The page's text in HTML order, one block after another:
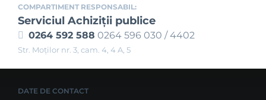
COMPARTIMENT RESPONSABIL:
Serviciul Achiziţii publice
0264 592 588 0264 596 030 / 4402
Str. Moţilor nr. 3, cam. 4, 4 A, 5
DATE DE CONTACT